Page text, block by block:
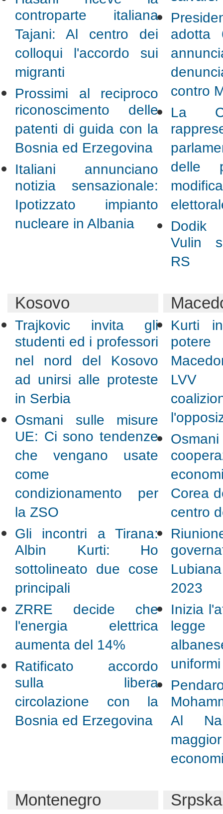
controparte italiana
Tajani: Al centro dei
colloqui l'accordo sui
migranti
Prossimi al reciproco
riconoscimento delle
patenti di guida con la
Bosnia ed Erzegovina
Italiani annunciano
notizia sensazionale:
Ipotizzato impianto
nucleare in Albania
adotta
contro
La
delle
Dodik
Vulin
RS
Kosovo
Trajkovic invita gli
studenti ed i professori
nel nord del Kosovo
ad unirsi alle proteste
in Serbia
Osmani sulle misure
UE: Ci sono tendenze
che vengano usate
come
condizionamento per
la ZSO
Gli incontri a Tirana:
Albin Kurti: Ho
sottolineato due cose
principali
ZRRE decide che
l'energia elettrica
aumenta del 14%
Ratificato accordo
sulla libera
circolazione con la
Bosnia ed Erzegovina
Kurti
Corea
centro
2023
Inizia
legge
Al
Montenegro Srpska